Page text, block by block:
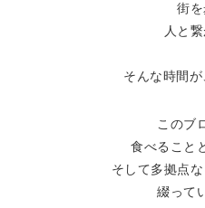
街を
人と繋
そんな時間
このブ
食べること
そして多拠点
綴って